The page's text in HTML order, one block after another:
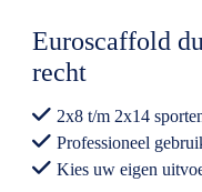
Euroscaffold
recht
2x8 t/m 2x14
Professioneel
Kies uw eigen